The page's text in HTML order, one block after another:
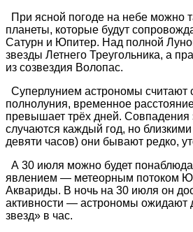
При ясной погоде на небе можно
планеты, которые будут
Сатурн и Юпитер. Над полной
звезды Летнего Треугольника, а
из созвездия Волопас.
Суперлунием астрономы считают
полнолуния, временное
превышает трёх дней. Совпадения
случаются каждый год, но
девяти часов) они бывают редко,
А 30 июля можно будет
явлением — метеорным потоком
Аквариды. В ночь на 30 июля он
активности — астрономы ожидают
звезд» в час.